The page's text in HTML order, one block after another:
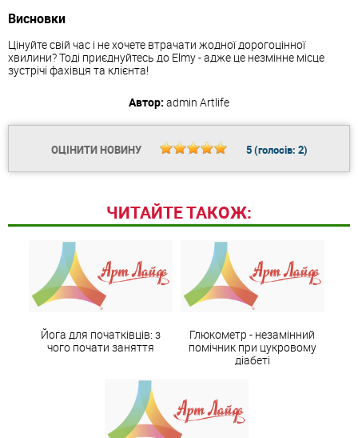
Висновки
Цінуйте свій час і не хочете втрачати жодної дорогоцінної
хвилини? Тоді приєднуйтесь до Elmy - адже це незмінне місце
зустрічі фахівця та клієнта!
Автор: admin Artlife
ОЦІНИТИ НОВИНУ 5(голосів: 2)
ЧИТАЙТЕ ТАКОЖ:
Йога для початківців: з
чого почати заняття
Глюкометр - незамінний
помічник при цукровому
діабеті